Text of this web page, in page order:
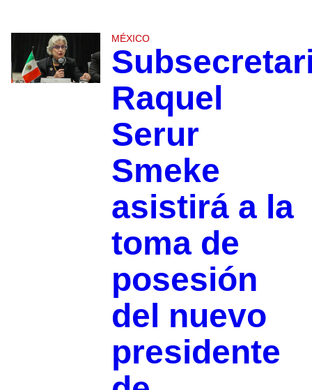
MÉXICO
Raquel
Serur
Smeke
asistirá a la
toma de
posesión
del nuevo
presidente